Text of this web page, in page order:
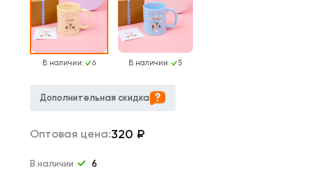
В наличии: 6 В наличии: 5
Дополнительная скидка
Оптовая цена:320 ₽
В наличии 6